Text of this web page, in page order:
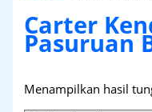
Carter
Pasuruan
Menampilkan hasil